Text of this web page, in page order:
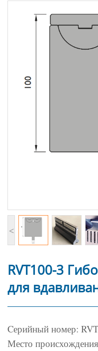
<
RVT100-3
для
Cерийный номер:
Место